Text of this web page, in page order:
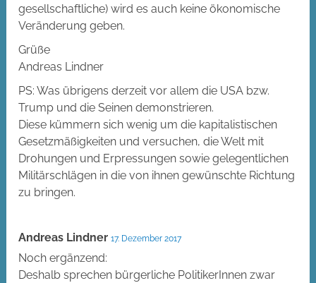
gesellschaftliche) wird es auch keine ökonomische
Veränderung geben.
Grüße
Andreas Lindner
PS: Was übrigens derzeit vor allem die USA bzw.
Trump und die Seinen demonstrieren.
Diese kümmern sich wenig um die kapitalistischen
Gesetzmäßigkeiten und versuchen, die Welt mit
Drohungen und Erpressungen sowie gelegentlichen
Militärschlägen in die von ihnen gewünschte Richtung
zu bringen.
Andreas Lindner 17. Dezember 2017
Noch ergänzend:
Deshalb sprechen bürgerliche PolitikerInnen zwar